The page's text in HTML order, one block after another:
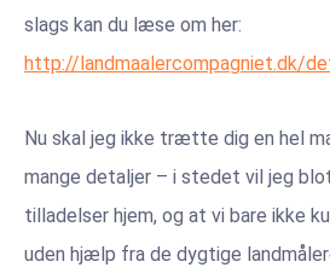
slags kan du læse om her:
http://landmaalercompagniet.dk/
Nu skal jeg ikke trætte dig en hel
mange detaljer – i stedet vil jeg
tilladelser hjem, og at vi bare ikke
uden hjælp fra de dygtige